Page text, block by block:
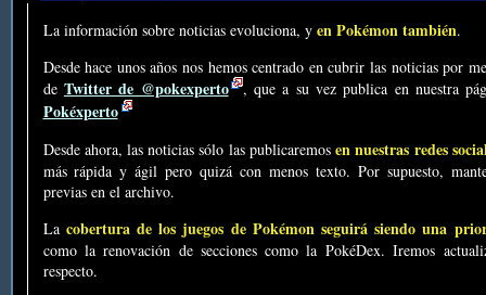
La información sobre noticias evoluciona, y en Pokémon también.
Desde hace unos años nos hemos centrado en cubrir las noticias por
de Twitter de @pokexperto , que a su vez publica en nuestra
Pokéxperto
Desde ahora, las noticias sólo las publicaremosen nuestras redes
más rápida y ágil pero quizá con menos texto. Por supuesto,
previas en el archivo.
La cobertura de los juegos de Pokémon seguirá siendo una
como la renovación de secciones como la PokéDex. Iremos
respecto.